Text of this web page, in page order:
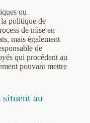
ou
politique de
de mise en
mais également
de
qui procèdent au
pouvant mettre
situent au